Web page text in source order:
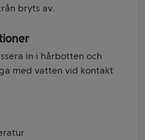
bryts av.
in i hårbotten och
med vatten vid kontakt